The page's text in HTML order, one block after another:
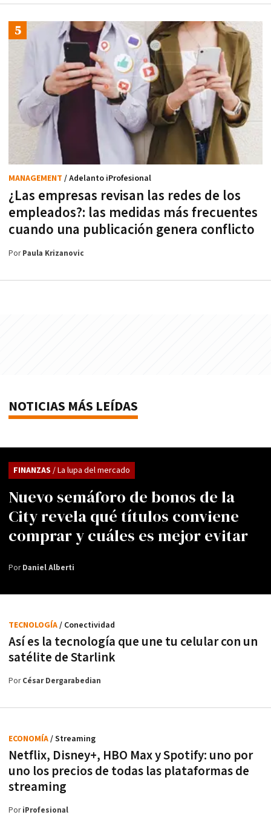
¿Las empresas revisan las redes de los
empleados?: las medidas más frecuentes
cuando una publicación genera conflicto
MANAGEMENT / Adelanto iProfesional
PorPaula Krizanovic
NOTICIAS MÁS LEÍDAS
Nuevo semáforo de bonos de la
City revela qué títulos conviene
comprar y cuáles es mejor evitar
FINANZAS / La lupa del mercado
PorDaniel Alberti
Así es la tecnología que une tu celular con un
satélite de Starlink
TECNOLOGÍA/ Conectividad
PorCésar Dergarabedian
Netflix, Disney+, HBO Max y Spotify: uno por
uno los precios de todas las plataformas de
streaming
ECONOMÍA/ Streaming
PoriProfesional